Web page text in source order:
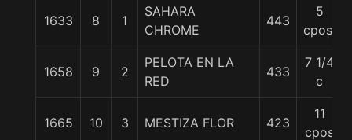
1633 8 1
SAHARA
CHROME
443
5
cpos.
1658 9 2
PELOTA EN LA
RED
433
7 1/4
c
1665 10 3 MESTIZA FLOR 423
11
cpos